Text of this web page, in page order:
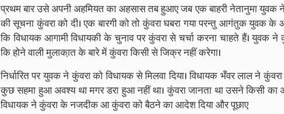
प्रथम बार उसे अपनी अहमियत का अहसास तब हुआए जब एक बाहरी नेतानुमा युवक
की सूचना कुंवरा को दी। एक बारगी को तो कुंवरा घबरा गया परन्तु आगंतुक युवक के
कि विधायक आगामी विधायकी के चुनाव पर कुंवरा से चर्चा करना चाहते हैं। युवक ने
कि होने वाली मुलाका़त के बारे में कुंवरा किसी से जिक्र नहीं करेगा।
निर्धारित पर युवक ने कुंवरा को विधायक से मिलवा दिया। विधायक भँवर लाल ने
कुछ सहमा हुआ अवश्य था मगर डरा हुआ नहीं था। कुंवरा जानता था उसने किसी का
विधायक ने कुंवरा के नजदीक आ कुंवरा को बैठने का आदेश दिया और पूछाए